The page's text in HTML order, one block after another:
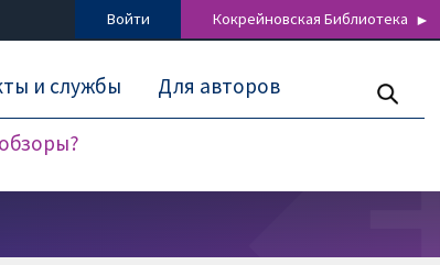
Войти Кокрейновская Библиотека
и службы Для авторов